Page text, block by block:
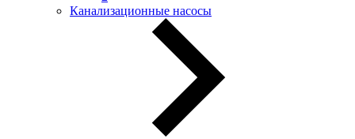
Канализационные насосы